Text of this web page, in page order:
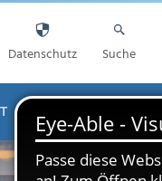
Datenschutz Suche